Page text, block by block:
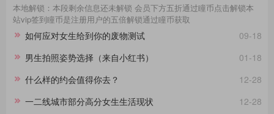
本地解锁：本段剩余信息还未解锁 会员下方五折通过瞳币点击解锁本
站vip签到瞳币是注册用户的五倍解锁通过瞳币获取
09-18
如何应对女生给到你的废物测试
01-18
男生拍照姿势选择（来自小红书）
12-28
什么样的约会值得你去？
12-28
一二线城市部分高分女生生活现状